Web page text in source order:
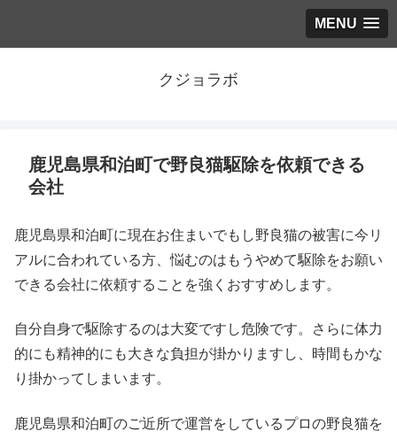
MENU
クジョラボ
鹿児島県和泊町で野良猫駆除を依頼できる
会社
鹿児島県和泊町に現在お住まいでもし野良猫の被害に今リ
アルに合われている方、悩むのはもうやめて駆除をお願い
できる会社に依頼することを強くおすすめします。
自分自身で駆除するのは大変ですし危険です。さらに体力
的にも精神的にも大きな負担が掛かりますし、時間もかな
り掛かってしまいます。
鹿児島県和泊町のご近所で運営をしているプロの野良猫を